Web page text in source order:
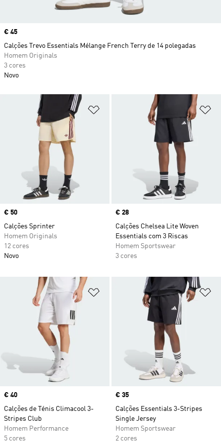
Adicionar à Lista de Desejos
Price
€ 50
Calções Sprinter
Homem Originals
12 cores
Novo
Price
€ 28
Calções Chelsea Lite Woven
Essentials com 3 Riscas
Homem Sportswear
3 cores
Adicionar à Lista de Desejos
Price
€ 40
Calções de Ténis Climacool 3-
Stripes Club
Homem Performance
5 cores
Price
€ 35
Calções Essentials 3-Stripes
Single Jersey
Homem Sportswear
2 cores
Price
€ 45
Calções Trevo Essentials Mélange French Terry de 14 polegadas
Homem Originals
3 cores
Novo